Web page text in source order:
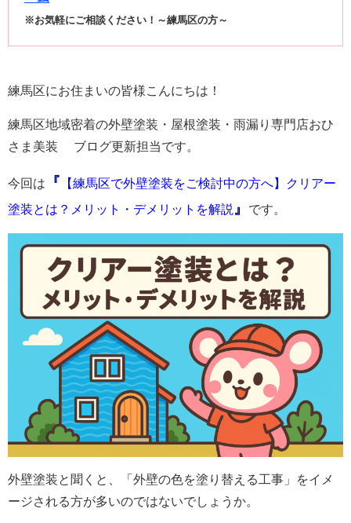
※お気軽にご相談ください！～練馬区の方～
練馬区にお住まいの皆様こんにちは！
練馬区地域密着の外壁塗装・屋根塗装・雨漏り専門店おひ
さま美装 ブログ更新担当です。
今回は 『 【練馬区で外壁塗装をご検討中の方へ】クリアー
塗装とは？メリット・デメリットを解説 』 です。
外壁塗装と聞くと、「外壁の色を塗り替える工事」をイメ
ージされる方が多いのではないでしょうか。